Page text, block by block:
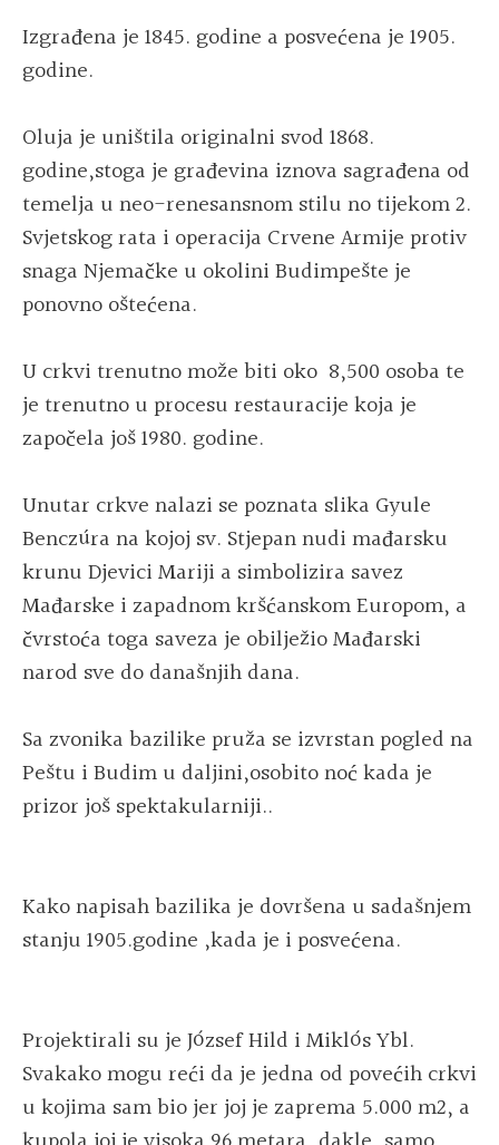
Izgrađena je 1845. godine a posvećena je 1905.
godine.
Oluja je uništila originalni svod 1868.
godine,stoga je građevina iznova sagrađena od
temelja u neo-renesansnom stilu no tijekom 2.
Svjetskog rata i operacija Crvene Armije protiv
snaga Njemačke u okolini Budimpešte je
ponovno oštećena.
U crkvi trenutno može biti oko 8,500 osoba te
je trenutno u procesu restauracije koja je
započela još 1980. godine.
Unutar crkve nalazi se poznata slika Gyule
Benczúra na kojoj sv. Stjepan nudi mađarsku
krunu Djevici Mariji a simbolizira savez
Mađarske i zapadnom kršćanskom Europom, a
čvrstoća toga saveza je obilježio Mađarski
narod sve do današnjih dana.
Sa zvonika bazilike pruža se izvrstan pogled na
Peštu i Budim u daljini,osobito noć kada je
prizor još spektakularniji..
Kako napisah bazilika je dovršena u sadašnjem
stanju 1905.godine ,kada je i posvećena.
Projektirali su je József Hild i Miklós Ybl.
Svakako mogu reći da je jedna od povećih crkvi
u kojima sam bio jer joj je zaprema 5.000 m2, a